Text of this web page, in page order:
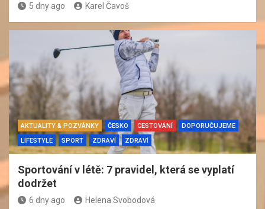
5 dny ago Karel Čavoš
AKTUALITY & POZVÁNKY ČESKO CESTOVÁNÍ
DOPORUČUJEME
LIFESTYLE
SPORT ZDRAVÍ ZDRAVÍ
Sportování v létě: 7 pravidel, která se vyplatí
dodržet
6 dny ago Helena Svobodová